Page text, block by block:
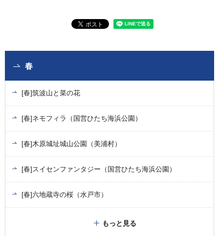
春
[春]筑波山と菜の花
[春]ネモフィラ（国営ひたち海浜公園）
[春]木原城址城山公園（美浦村）
[春]スイセンファンタジー（国営ひたち海浜公園）
[春]六地蔵寺の桜（水戸市）
もっと見る